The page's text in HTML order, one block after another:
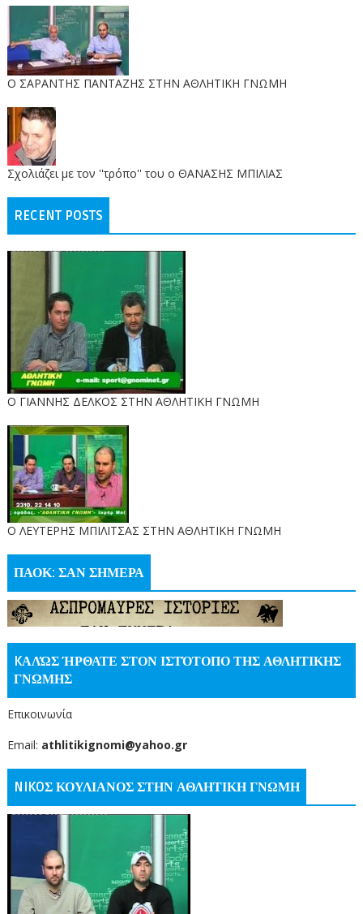
O ΣΑΡΑΝΤΗΣ ΠΑΝΤΑΖΗΣ ΣΤΗΝ ΑΘΛΗΤΙΚΗ ΓΝΩΜΗ
Σχολιάζει με τον ''τρόπο'' του ο ΘΑΝΑΣΗΣ ΜΠΙΛΙΑΣ
RECENT POSTS
Ο ΓΙΑΝΝΗΣ ΔΕΛΚΟΣ ΣΤΗΝ ΑΘΛΗΤΙΚΗ ΓΝΩΜΗ
O ΛΕΥΤΕΡΗΣ ΜΠΙΛΙΤΣΑΣ ΣΤΗΝ ΑΘΛΗΤΙΚΗ ΓΝΩΜΗ
ΠΑΟΚ: ΣΑΝ ΣΗΜΕΡΑ
KΑΛΏΣ ΉΡΘΑΤΕ ΣΤΟΝ ΙΣΤΌΤΟΠΟ ΤΗΣ ΑΘΛΗΤΙΚΗΣ
ΓΝΩΜΗΣ
Επικοινωνία
Email: athlitikignomi@yahoo.gr
NIKOΣ ΚΟΥΛΙΑΝΟΣ ΣΤΗΝ ΑΘΛΗΤΙΚΗ ΓΝΩΜΗ